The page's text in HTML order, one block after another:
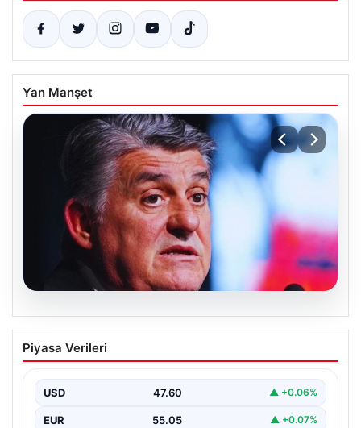
Yan Manşet
Serdal Adalı’dan Mohamed Salah
iddialarına net tepki: Beşiktaş olarak
Beşiktaş Kulübü Başkanı Serdal Adalı, Mohamed
yer alan…
Piyasa Verileri
USD 47.60 ▲ +0.06%
EUR 55.05 ▲ +0.07%